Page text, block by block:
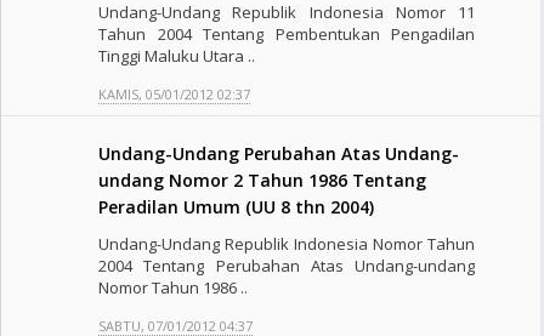
Undang-Undang Republik Indonesia Nomor 11
Tahun 2004 Tentang Pembentukan Pengadilan
Tinggi Maluku Utara ..
KAMIS, 05/01/2012 02:37
Undang-Undang Perubahan Atas Undang-
undang Nomor 2 Tahun 1986 Tentang
Peradilan Umum (UU 8 thn 2004)
Undang-Undang Republik Indonesia Nomor Tahun
2004 Tentang Perubahan Atas Undang-undang
Nomor Tahun 1986 ..
SABTU, 07/01/2012 04:37